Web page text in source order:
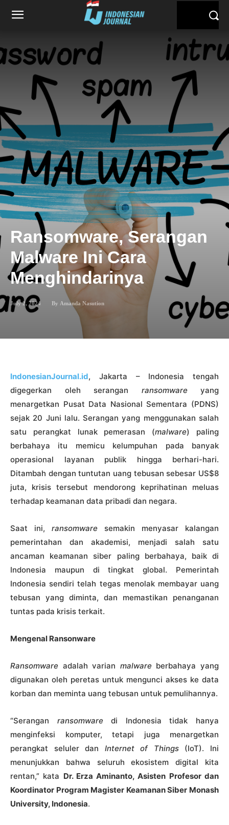
Ransomware, Serangan
Malware Ini Cara
Menghindarinya
July 2, 2024 By Amanda Nasution
IndonesianJournal.id, Jakarta – Indonesia tengah
digegerkan oleh serangan ransomware yang
menargetkan Pusat Data Nasional Sementara (PDNS)
sejak 20 Juni lalu. Serangan yang menggunakan salah
satu perangkat lunak pemerasan (malware) paling
berbahaya itu memicu kelumpuhan pada banyak
operasional layanan publik hingga berhari-hari.
Ditambah dengan tuntutan uang tebusan sebesar US$8
juta, krisis tersebut mendorong keprihatinan meluas
terhadap keamanan data pribadi dan negara.
Saat ini, ransomware semakin menyasar kalangan
pemerintahan dan akademisi, menjadi salah satu
ancaman keamanan siber paling berbahaya, baik di
Indonesia maupun di tingkat global. Pemerintah
Indonesia sendiri telah tegas menolak membayar uang
tebusan yang diminta, dan memastikan penanganan
tuntas pada krisis terkait.
Mengenal Ransonware
Ransomware adalah varian malwareberbahaya yang
digunakan oleh peretas untuk mengunci akses ke data
korban dan meminta uang tebusan untuk pemulihannya.
“Serangan ransomwaredi Indonesia tidak hanya
menginfeksi komputer, tetapi juga menargetkan
perangkat seluler dan Internet of Things (IoT). Ini
menunjukkan bahwa seluruh ekosistem digital kita
rentan,” kata Dr. Erza Aminanto, Asisten Profesor dan
Koordinator Program Magister Keamanan Siber Monash
University, Indonesia.